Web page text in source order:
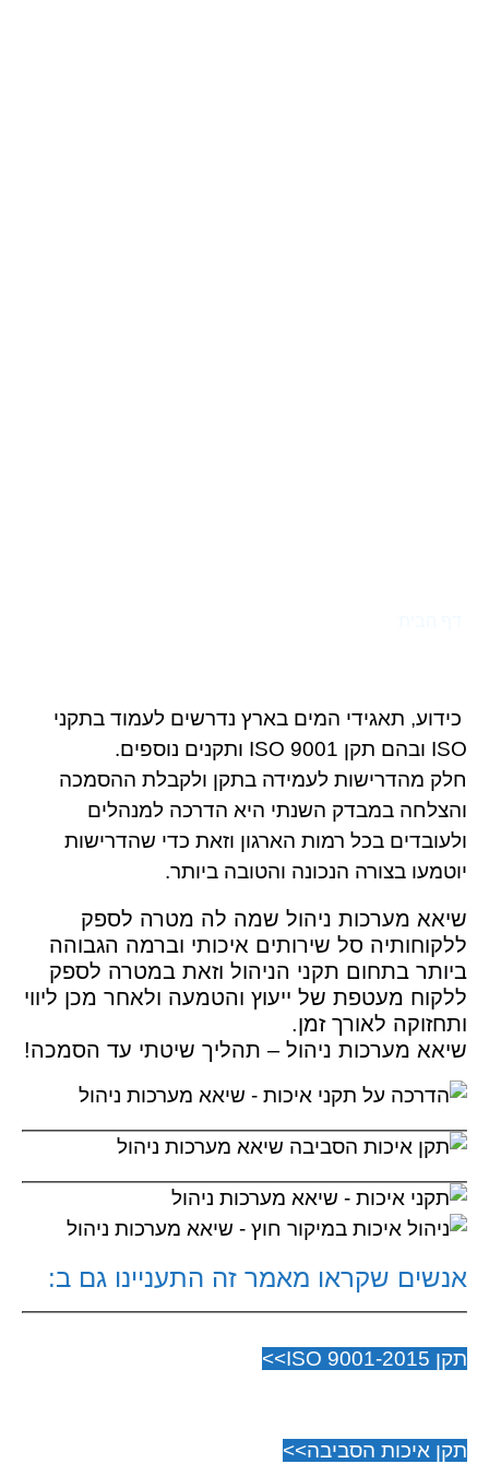
כידוע, תאגידי המים בארץ נדרשים לעמוד בתקני
ISO ובהם תקן ISO 9001 ותקנים נוספים.
חלק מהדרישות לעמידה בתקן ולקבלת ההסמכה
והצלחה במבדק השנתי היא הדרכה למנהלים
ולעובדים בכל רמות הארגון וזאת כדי שהדרישות
יוטמעו בצורה הנכונה והטובה ביותר.
שיאא מערכות ניהול שמה לה מטרה לספק
ללקוחותיה סל שירותים איכותי וברמה הגבוהה
ביותר בתחום תקני הניהול וזאת במטרה לספק
ללקוח מעטפת של ייעוץ והטמעה ולאחר מכן ליווי
ותחזוקה לאורך זמן.
שיאא מערכות ניהול – תהליך שיטתי עד הסמכה!
אנשים שקראו מאמר זה התעניינו גם ב:
תקן ISO 9001-2015>>
תקן איכות הסביבה>>